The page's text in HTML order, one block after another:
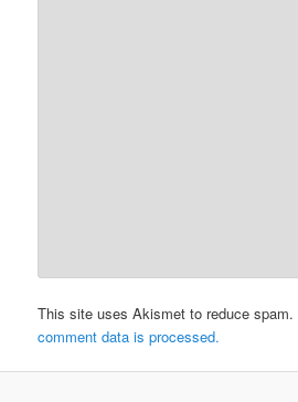
This site uses Akismet to reduce spam.
comment data is processed.